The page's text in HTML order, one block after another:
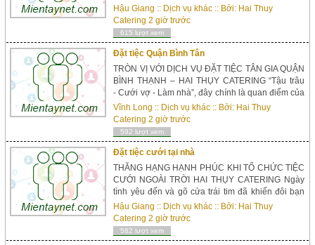
và “có tâm” là điều khiến nhiều người đau
đầu. Giữa thị trường với đa dạng loại hình tiệc tổ
chức tiệc mang danh uy tín gắn với tên của hàng
trăm thương hiệu dịch vụ, làm sao có thể lựa ch...
Hậu Giang :: Dịch vụ khác :: Bởi: Hai Thuy
Catering 2 giờ trước
615 lượt xem
Đặt tiệc Quận Bình Tân
TRÒN VỊ VỚI DỊCH VỤ ĐẶT TIỆC TÂN GIA QUẬN
BÌNH THẠNH – HAI THỤY CATERING “Tậu trâu
- Cưới vợ - Làm nhà”, đây chính là quan điểm của
tất cả các chàng trai khi đến tuổi lập gia đình từ
bao đời nay. Có thể nói, ngôi nhà là một điều cực
kỳ ý nghĩa đối với mọi người, nhất là ở Việt Nam.
Bên cạnh việc cưới vợ gả chồng ...
Vĩnh Long :: Dịch vụ khác :: Bởi: Hai Thuy
Catering 2 giờ trước
592 lượt xem
Đặt tiệc cưới tại nhà
THĂNG HẠNG HẠNH PHÚC KHI TỔ CHỨC TIỆC
CƯỚI NGOÀI TRỜI HAI THỤY CATERING Ngày
tình yêu đến và gõ cửa trái tim đã khiến đôi bạn
không ngừng hạnh phúc vì đã tìm thấy được một
nửa của mình. Nhưng càng hạnh phúc hơn nữa
khi tình yêu ấy cũng đã đến mùa trái ngọt, ngày
đôi bạn chính thức được gọi nhau hai tiếng “vợ
Hậu Giang :: Dịch vụ khác :: Bởi: Hai Thuy
Catering 2 giờ trước
582 lượt xem